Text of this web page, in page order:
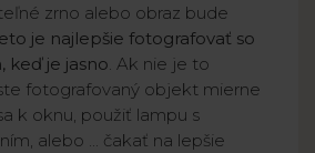
zrno alebo obraz bude
je najlepšie fotografovať so
keď je jasno. Ak nie je to
fotografovaný objekt mierne
k oknu, použiť lampu s
alebo ... čakať na lepšie